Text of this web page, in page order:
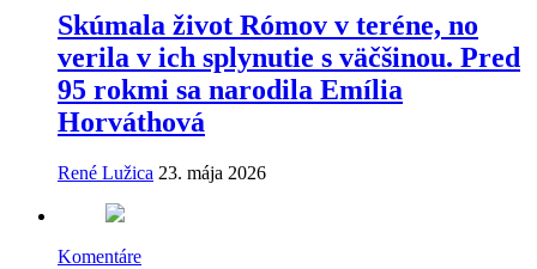
Skúmala život Rómov v teréne, no
verila v ich splynutie s väčšinou. Pred
95 rokmi sa narodila Emília
Horváthová
René Lužica 23. mája 2026
Komentáre